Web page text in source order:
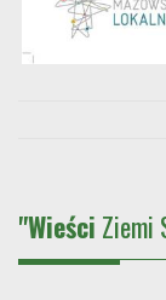
"Wieści Ziemi